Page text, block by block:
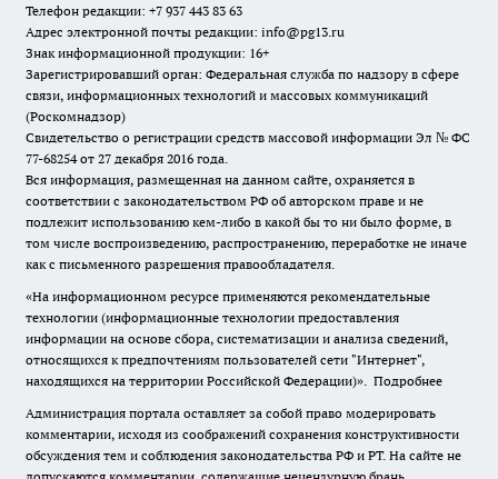
Телефон редакции: +7 937 443 83 63
Адрес электронной почты редакции: info@pg13.ru
Знак информационной продукции: 16+
Зарегистрировавший орган: Федеральная служба по надзору в сфере
связи, информационных технологий и массовых коммуникаций
(Роскомнадзор)
Свидетельство о регистрации средств массовой информации Эл № ФС
77-68254 от 27 декабря 2016 года.
Вся информация, размещенная на данном сайте, охраняется в
соответствии с законодательством РФ об авторском праве и не
подлежит использованию кем-либо в какой бы то ни было форме, в
том числе воспроизведению, распространению, переработке не иначе
как с письменного разрешения правообладателя.
«На информационном ресурсе применяются рекомендательные
технологии (информационные технологии предоставления
информации на основе сбора, систематизации и анализа сведений,
относящихся к предпочтениям пользователей сети "Интернет",
находящихся на территории Российской Федерации)». Подробнее
Администрация портала оставляет за собой право модерировать
комментарии, исходя из соображений сохранения конструктивности
обсуждения тем и соблюдения законодательства РФ и РТ. На сайте не